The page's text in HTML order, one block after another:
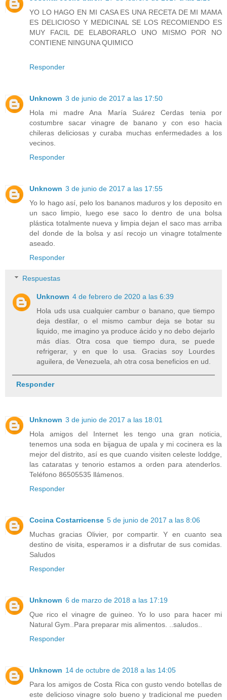
YO LO HAGO EN MI CASA ES UNA RECETA DE MI MAMA
ES DELICIOSO Y MEDICINAL SE LOS RECOMIENDO ES
MUY FACIL DE ELABORARLO UNO MISMO POR NO
CONTIENE NINGUNA QUIMICO
Responder
Unknown 3 de junio de 2017 a las 17:50
Hola mi madre Ana María Suárez Cerdas tenia por
costumbre sacar vinagre de banano y con eso hacia
chileras deliciosas y curaba muchas enfermedades a los
vecinos.
Responder
Unknown 3 de junio de 2017 a las 17:55
Yo lo hago así, pelo los bananos maduros y los deposito en
un saco limpio, luego ese saco lo dentro de una bolsa
plástica totalmente nueva y limpia dejan el saco mas arriba
del donde de la bolsa y así recojo un vinagre totalmente
aseado.
Responder
Respuestas
Unknown 4 de febrero de 2020 a las 6:39
Hola uds usa cualquier cambur o banano, que tiempo
deja destilar, o el mismo cambur deja se botar su
liquido, me imagino ya produce ácido y no debo dejarlo
más días. Otra cosa que tiempo dura, se puede
refrigerar, y en que lo usa. Gracias soy Lourdes
aguilera, de Venezuela, ah otra cosa beneficios en ud.
Responder
Unknown 3 de junio de 2017 a las 18:01
Hola amigos del Internet les tengo una gran noticia,
tenemos una soda en bijagua de upala y mi cocinera es la
mejor del distrito, así es que cuando visiten celeste loddge,
las cataratas y tenorio estamos a orden para atenderlos.
Teléfono 86505535 llámenos.
Responder
Cocina Costarricense 5 de junio de 2017 a las 8:06
Muchas gracias Olivier, por compartir. Y en cuanto sea
destino de visita, esperamos ir a disfrutar de sus comidas.
Saludos
Responder
Unknown 6 de marzo de 2018 a las 17:19
Que rico el vinagre de guineo. Yo lo uso para hacer mi
Natural Gym..Para preparar mis alimentos. ..saludos..
Responder
Unknown 14 de octubre de 2018 a las 14:05
Para los amigos de Costa Rica con gusto vendo botellas de
este delicioso vinagre solo bueno y tradicional me pueden